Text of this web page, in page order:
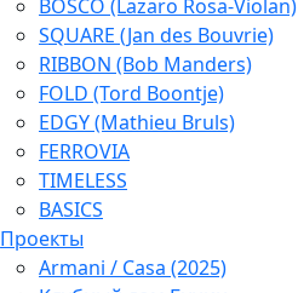
BOSCO (Lazaro Rosa-Violan)
SQUARE (Jan des Bouvrie)
RIBBON (Bob Manders)
FOLD (Tord Boontje)
EDGY (Mathieu Bruls)
FERROVIA
TIMELESS
BASICS
Проекты
Armani / Casa (2025)